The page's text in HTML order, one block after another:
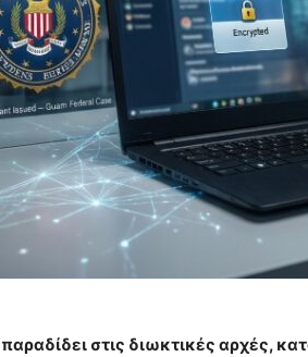
στις διωκτικές αρχές,